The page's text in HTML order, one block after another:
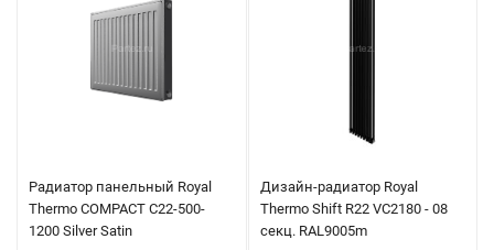
Радиатор панельный Royal
Thermo COMPACT C22-500-
1200 Silver Satin
Дизайн-радиатор Royal
Thermo Shift R22 VC2180 - 08
секц. RAL9005m